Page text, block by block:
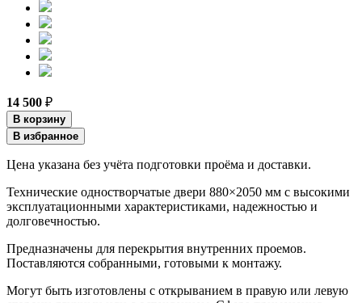
14 500 ₽
В корзину
В избранное
Цена указана без учёта подготовки проёма и доставки.
Технические одностворчатые двери 880×2050 мм с высокими
эксплуатационными характеристиками, надежностью и
долговечностью.
Предназначены для перекрытия внутренних проемов.
Поставляются собранными, готовыми к монтажу.
Могут быть изготовлены с открыванием в правую или левую